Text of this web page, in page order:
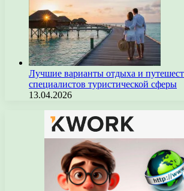
Лучшие варианты отдыха и
специалистов туристической сферы
13.04.2026